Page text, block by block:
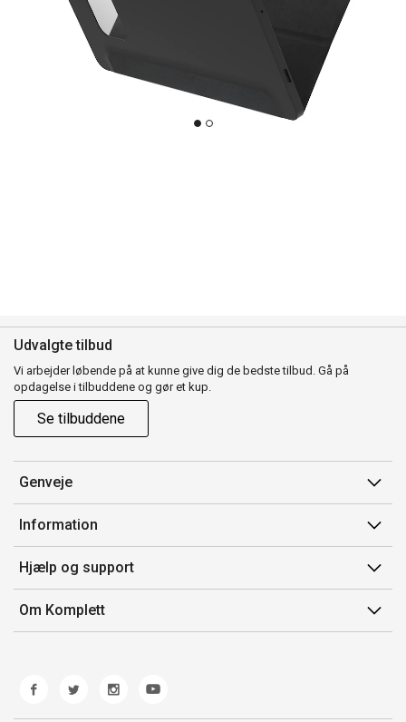
Udvalgte tilbud
Vi arbejder løbende på at kunne give dig de bedste tilbud. Gå på
opdagelse i tilbuddene og gør et kup.
Se tilbuddene
Genveje
Min side
Ordrehistorik
Gavekort
Information
Salgsbetingelser
Mærker/producent
Fortrydelsesret
Hjælp og support
Kontakt os
Kundeservice
Fejl/Mangler
Fragt og levering
Om Komplett